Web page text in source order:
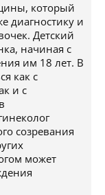
который
диагностику и
Детский
начиная с
им 18 лет. В
как с
и с
созревания
может